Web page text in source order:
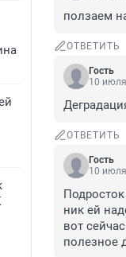
ползаем
ОТВЕТИТЬ
Гость
10
ОТВЕТИТЬ
Гость
10
ник ей
вот
полезное